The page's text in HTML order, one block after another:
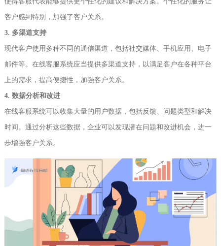
客户感到特别，加强了客户关系。
3. 多渠道支持
现代客户使用多种不同的通信渠道，包括社交媒体、手机应用、电子
邮件等。在线客服系统应当提供多渠道支持，以满足客户在各种平台
上的需求，提高便捷性，加强客户关系。
4. 数据分析和改进
在线客服系统可以收集大量的用户数据，包括反馈、问题类型和解决
时间。通过分析这些数据，企业可以发现潜在问题和改进机会，进一
步增强客户关系。